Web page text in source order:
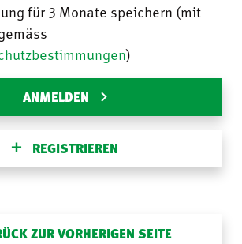
für 3 Monate speichern (mit
)
ANMELDEN
REGISTRIEREN
ZUR VORHERIGEN SEITE